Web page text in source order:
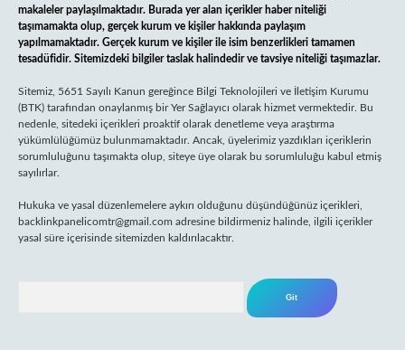
makaleler paylaşılmaktadır. Burada yer alan içerikler haber niteliği
taşımamakta olup, gerçek kurum ve kişiler hakkında paylaşım
yapılmamaktadır. Gerçek kurum ve kişiler ile isim benzerlikleri tamamen
tesadüfidir. Sitemizdeki bilgiler taslak halindedir ve tavsiye niteliği taşımazlar.
Sitemiz, 5651 Sayılı Kanun gereğince Bilgi Teknolojileri ve İletişim Kurumu
(BTK) tarafından onaylanmış bir Yer Sağlayıcı olarak hizmet vermektedir. Bu
nedenle, sitedeki içerikleri proaktif olarak denetleme veya araştırma
yükümlülüğümüz bulunmamaktadır. Ancak, üyelerimiz yazdıkları içeriklerin
sorumluluğunu taşımakta olup, siteye üye olarak bu sorumluluğu kabul etmiş
sayılırlar.
Hukuka ve yasal düzenlemelere aykırı olduğunu düşündüğünüz içerikleri,
backlinkpanelicomtr@gmail.com adresine bildirmeniz halinde, ilgili içerikler
yasal süre içerisinde sitemizden kaldırılacaktır.